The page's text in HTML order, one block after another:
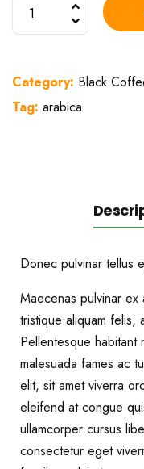
Category: Black
Tag: arabica
Donec pulvinar tellus
Maecenas pulvinar
tristique aliquam felis,
Pellentesque
malesuada fames ac
elit, sit amet viverra
eleifend at congue
ullamcorper cursus
consectetur eget